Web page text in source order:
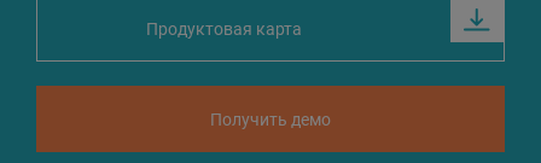
Продуктовая карта
Получить демо